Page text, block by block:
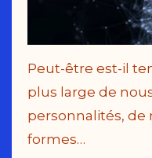
Peut-être est-il
plus large de
personnalités, de
formes…